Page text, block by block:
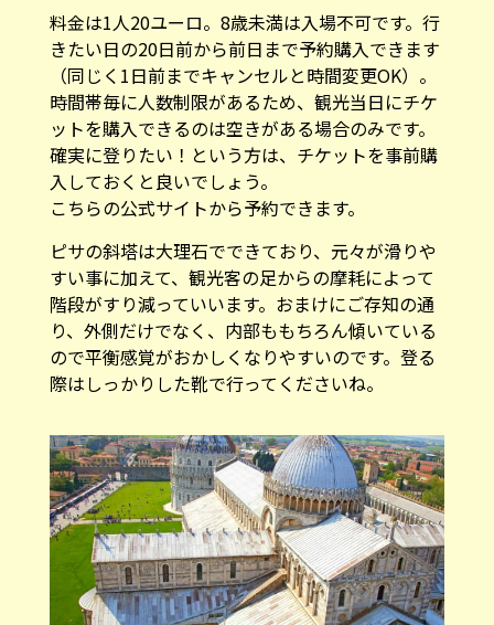
料金は1人20ユーロ。8歳未満は入場不可です。行
きたい日の20日前から前日まで予約購入できます
（同じく1日前までキャンセルと時間変更OK）。
時間帯毎に人数制限があるため、観光当日にチケ
ットを購入できるのは空きがある場合のみです。
確実に登りたい！という方は、チケットを事前購
入しておくと良いでしょう。
こちらの公式サイトから予約できます。
ピサの斜塔は大理石でできており、元々が滑りや
すい事に加えて、観光客の足からの摩耗によって
階段がすり減っていいます。おまけにご存知の通
り、外側だけでなく、内部ももちろん傾いている
ので平衡感覚がおかしくなりやすいのです。登る
際はしっかりした靴で行ってくださいね。